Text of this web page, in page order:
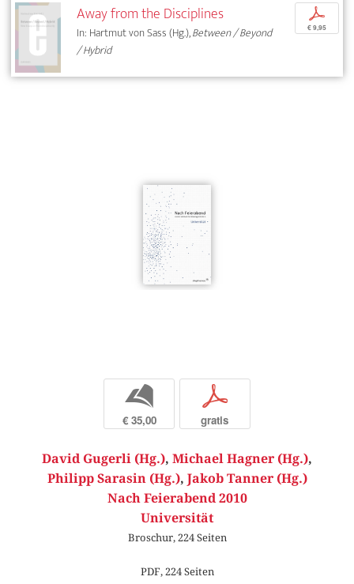
Away from the Disciplines
In: Hartmut von Sass (Hg.),Between / Beyond
/ Hybrid
p
€ 9,95
b
€ 35,00
p
gratis
David Gugerli (Hg.), Michael Hagner (Hg.),
Philipp Sarasin (Hg.), Jakob Tanner (Hg.)
Nach Feierabend 2010
Universität
Broschur, 224 Seiten
PDF, 224 Seiten